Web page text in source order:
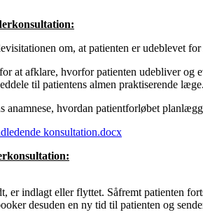
om, at patienten er udeblevet
at afklare, hvorfor patienten udebliver
til patientens almen praktiserende læge.
anamnese, hvordan patientforløbet
konsultation.docx
er indlagt eller flyttet. Såfremt patienten
desuden en ny tid til patienten og